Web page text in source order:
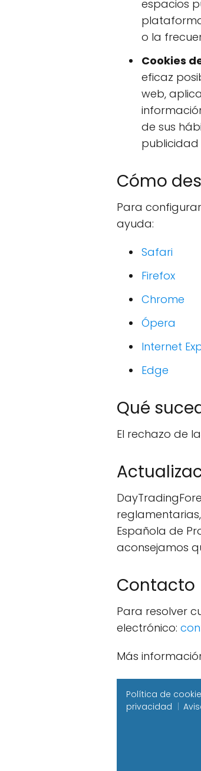
espacios
o la
Cookies
eficaz
web,
de sus
publicidad
Cómo
Para
ayuda:
Safari
Firefox
Chrome
Ópera
Internet
Edge
Qué
El rechazo de
Española de
aconsejamos
Contacto
Para resolver
electrónico:
Más
Política de
privacidad